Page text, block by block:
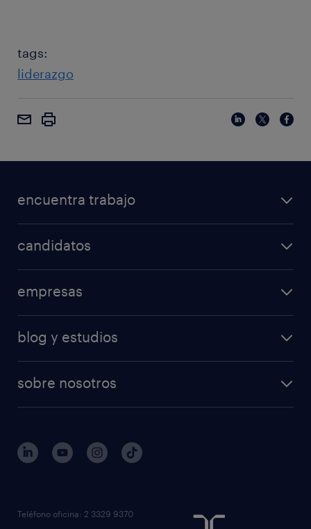
tags:
liderazgo
encuentra trabajo
candidatos
empresas
blog y estudios
sobre nosotros
Teléfono oficina: 2 3329 9370